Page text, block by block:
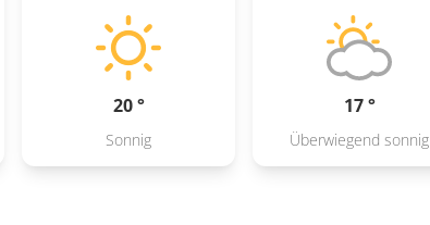
20 °
Sonnig
17 °
Überwiegend sonnig